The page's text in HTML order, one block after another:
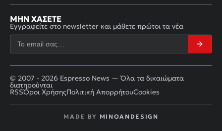
ΜΗΝ ΧΆΣΕΤΕ
Εγγραφείτε στο newsletter και μάθετε πρώτοι τα νέα
© 2007 - 2026 Espresso News — Όλα τα δικαιώματα
διατηρούνται
RSSΌροι ΧρήσηςΠολιτική ΑπορρήτουCookies
MADE BY MINOANDESIGN